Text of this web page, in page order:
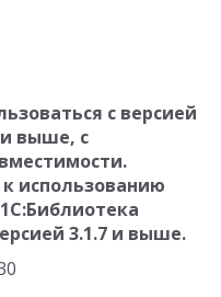
с версией
и выше, с
использованию
3.1.7 и выше.